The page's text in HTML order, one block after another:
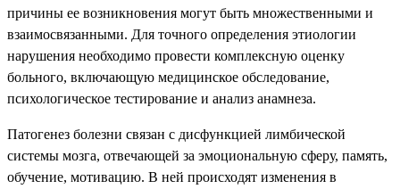
причины ее возникновения могут быть множественными и
взаимосвязанными. Для точного определения этиологии
нарушения необходимо провести комплексную оценку
больного, включающую медицинское обследование,
психологическое тестирование и анализ анамнеза.
Патогенез болезни связан с дисфункцией лимбической
системы мозга, отвечающей за эмоциональную сферу, память,
обучение, мотивацию. В ней происходят изменения в